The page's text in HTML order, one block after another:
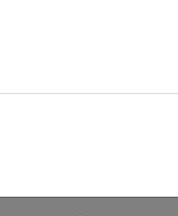
dass vom
(max. 24.000
rund um die
u. a.